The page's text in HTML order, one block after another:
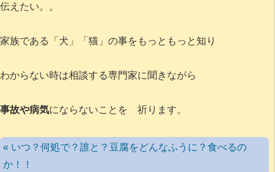
伝えたい。。
家族である「犬」「猫」の事をもっともっと知り
わからない時は相談する専門家に聞きながら
事故や病気にならないことを 祈ります。
« いつ？何処で？誰と？豆腐をどんなふうに？食べるの
か！！